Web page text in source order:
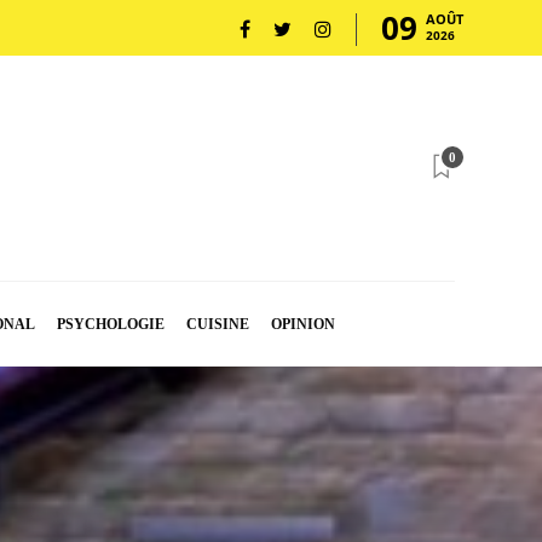
09 AOÛT
2026
0
PSYCHOLOGIE CUISINE OPINION